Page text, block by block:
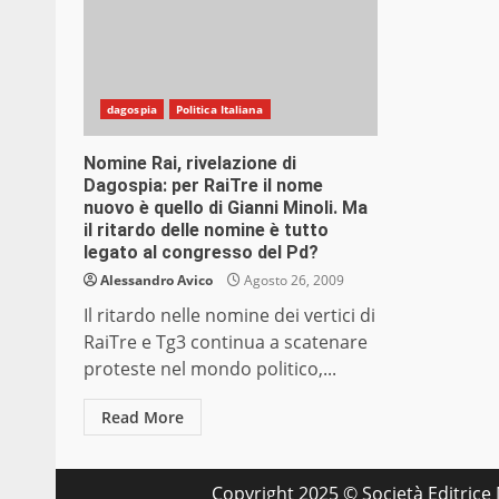
dagospia Politica Italiana
Nomine Rai, rivelazione di
Dagospia: per RaiTre il nome
nuovo è quello di Gianni Minoli. Ma
il ritardo delle nomine è tutto
legato al congresso del Pd?
Alessandro Avico Agosto 26, 2009
Il ritardo nelle nomine dei vertici di
RaiTre e Tg3 continua a scatenare
proteste nel mondo politico,...
Read More
Copyright 2025 © Società